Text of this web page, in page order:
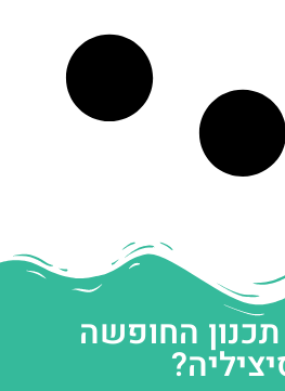
החופשה